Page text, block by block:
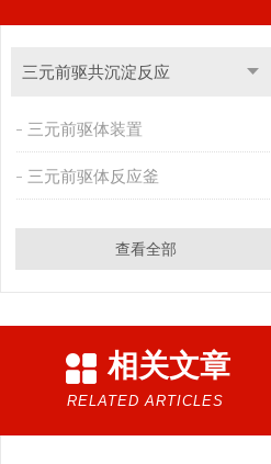
三元前驱共沉淀反应
三元前驱体装置
三元前驱体反应釜
查看全部
相关文章
RELATED ARTICLES